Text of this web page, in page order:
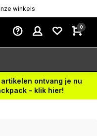
winkels
0
ontvang je nu
– klik hier!